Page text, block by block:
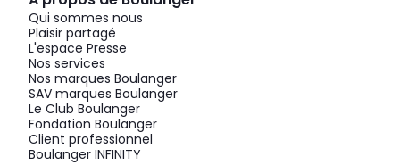
Qui sommes nous
Plaisir partagé
L'espace Presse
Nos services
Nos marques Boulanger
SAV marques Boulanger
Le Club Boulanger
Fondation Boulanger
Client professionnel
Boulanger INFINITY